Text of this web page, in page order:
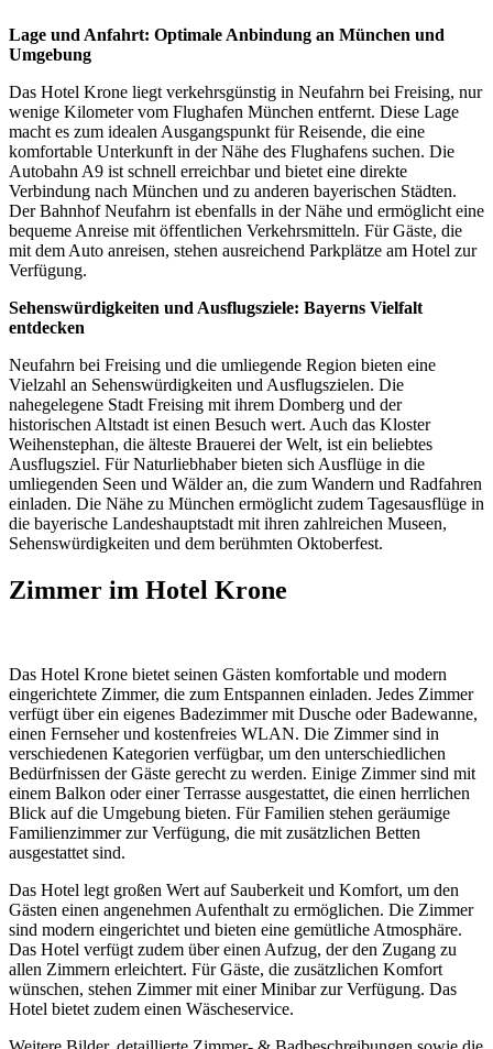
Lage und Anfahrt: Optimale Anbindung an München und
Umgebung
Das Hotel Krone liegt verkehrsgünstig in Neufahrn bei Freising, nur
wenige Kilometer vom Flughafen München entfernt. Diese Lage
macht es zum idealen Ausgangspunkt für Reisende, die eine
komfortable Unterkunft in der Nähe des Flughafens suchen. Die
Autobahn A9 ist schnell erreichbar und bietet eine direkte
Verbindung nach München und zu anderen bayerischen Städten.
Der Bahnhof Neufahrn ist ebenfalls in der Nähe und ermöglicht eine
bequeme Anreise mit öffentlichen Verkehrsmitteln. Für Gäste, die
mit dem Auto anreisen, stehen ausreichend Parkplätze am Hotel zur
Verfügung.
Sehenswürdigkeiten und Ausflugsziele: Bayerns Vielfalt
entdecken
Neufahrn bei Freising und die umliegende Region bieten eine
Vielzahl an Sehenswürdigkeiten und Ausflugszielen. Die
nahegelegene Stadt Freising mit ihrem Domberg und der
historischen Altstadt ist einen Besuch wert. Auch das Kloster
Weihenstephan, die älteste Brauerei der Welt, ist ein beliebtes
Ausflugsziel. Für Naturliebhaber bieten sich Ausflüge in die
umliegenden Seen und Wälder an, die zum Wandern und Radfahren
einladen. Die Nähe zu München ermöglicht zudem Tagesausflüge in
die bayerische Landeshauptstadt mit ihren zahlreichen Museen,
Sehenswürdigkeiten und dem berühmten Oktoberfest.
Zimmer im Hotel Krone
Das Hotel Krone bietet seinen Gästen komfortable und modern
eingerichtete Zimmer, die zum Entspannen einladen. Jedes Zimmer
verfügt über ein eigenes Badezimmer mit Dusche oder Badewanne,
einen Fernseher und kostenfreies WLAN. Die Zimmer sind in
verschiedenen Kategorien verfügbar, um den unterschiedlichen
Bedürfnissen der Gäste gerecht zu werden. Einige Zimmer sind mit
einem Balkon oder einer Terrasse ausgestattet, die einen herrlichen
Blick auf die Umgebung bieten. Für Familien stehen geräumige
Familienzimmer zur Verfügung, die mit zusätzlichen Betten
ausgestattet sind.
Das Hotel legt großen Wert auf Sauberkeit und Komfort, um den
Gästen einen angenehmen Aufenthalt zu ermöglichen. Die Zimmer
sind modern eingerichtet und bieten eine gemütliche Atmosphäre.
Das Hotel verfügt zudem über einen Aufzug, der den Zugang zu
allen Zimmern erleichtert. Für Gäste, die zusätzlichen Komfort
wünschen, stehen Zimmer mit einer Minibar zur Verfügung. Das
Hotel bietet zudem einen Wäscheservice.